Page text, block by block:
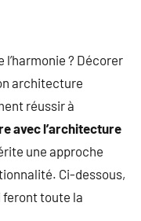
l’harmonie ? Décorer
architecture
réussir à
avec l’architecture
une approche
Ci-dessous,
feront toute la